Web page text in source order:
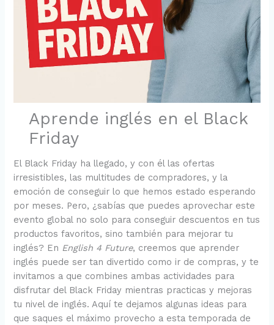
Aprende inglés en el Black
Friday
El Black Friday ha llegado, y con él las ofertas
irresistibles, las multitudes de compradores, y la
emoción de conseguir lo que hemos estado esperando
por meses. Pero, ¿sabías que puedes aprovechar este
evento global no solo para conseguir descuentos en tus
productos favoritos, sino también para mejorar tu
inglés? En English 4 Future, creemos que aprender
inglés puede ser tan divertido como ir de compras, y te
invitamos a que combines ambas actividades para
disfrutar del Black Friday mientras practicas y mejoras
tu nivel de inglés. Aquí te dejamos algunas ideas para
que saques el máximo provecho a esta temporada de